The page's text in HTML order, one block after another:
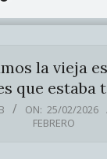
la vieja
que estaba
ON: 25/02/2026
FEBRERO